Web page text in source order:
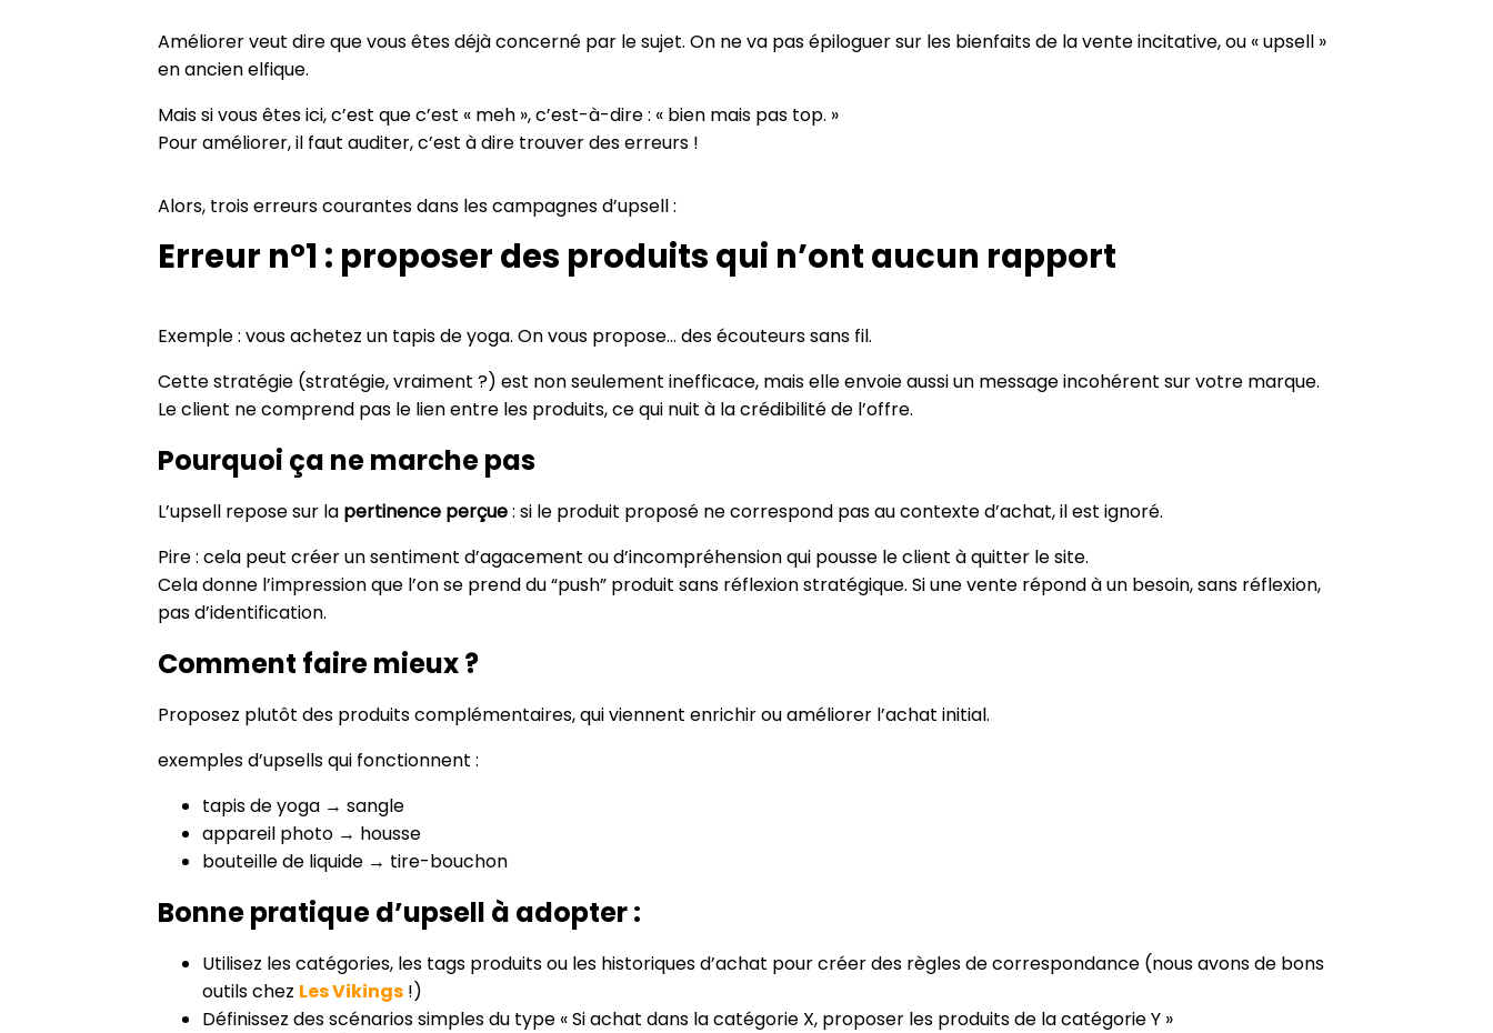
Améliorer veut dire que vous êtes déjà concerné par le sujet. On ne va pas épiloguer sur les bienfaits de la vente incitative, ou « upsell »
en ancien elfique.
Mais si vous êtes ici, c’est que c’est « meh », c’est-à-dire : « bien mais pas top. »
Pour améliorer, il faut auditer, c’est à dire trouver des erreurs !
Alors, trois erreurs courantes dans les campagnes d’upsell :
Erreur n°1 : proposer des produits qui n’ont aucun rapport
Exemple : vous achetez un tapis de yoga. On vous propose… des écouteurs sans fil.
Cette stratégie (stratégie, vraiment ?) est non seulement inefficace, mais elle envoie aussi un message incohérent sur votre marque.
Le client ne comprend pas le lien entre les produits, ce qui nuit à la crédibilité de l’offre.
Pourquoi ça ne marche pas
L’upsell repose sur la pertinence perçue: si le produit proposé ne correspond pas au contexte d’achat, il est ignoré.
Pire : cela peut créer un sentiment d’agacement ou d’incompréhension qui pousse le client à quitter le site.
Cela donne l’impression que l’on se prend du “push” produit sans réflexion stratégique. Si une vente répond à un besoin, sans réflexion,
pas d’identification.
Comment faire mieux ?
Proposez plutôt des produits complémentaires, qui viennent enrichir ou améliorer l’achat initial.
exemples d’upsells qui fonctionnent :
tapis de yoga → sangle
appareil photo → housse
bouteille de liquide → tire-bouchon
Bonne pratique d’upsell à adopter :
Utilisez les catégories, les tags produits ou les historiques d’achat pour créer des règles de correspondance (nous avons de bons
outils chez Les Vikings !)
Définissez des scénarios simples du type « Si achat dans la catégorie X, proposer les produits de la catégorie Y »